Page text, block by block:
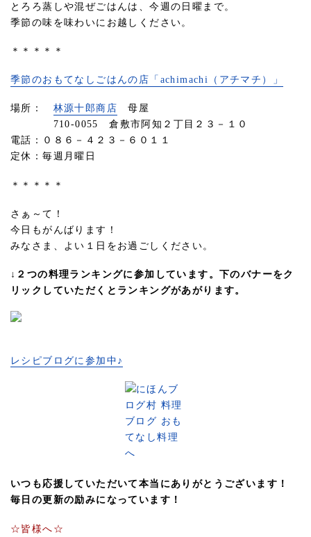
とろろ蒸しや混ぜごはんは、今週の日曜まで。
季節の味を味わいにお越しください。
＊＊＊＊＊
季節のおもてなしごはんの店「achimachi（アチマチ）」
場所： 林源十郎商店 母屋
710-0055 倉敷市阿知２丁目２３－１０
電話：０８６－４２３－６０１１
定休：毎週月曜日
＊＊＊＊＊
さぁ～て！
今日もがんばります！
みなさま、よい１日をお過ごしください。
↓ ２つの料理ランキングに参加しています。下のバナーをク
リックしていただくとランキングがあがります。
レシピブログに参加中♪
いつも応援していただいて本当にありがとうございます！
毎日の更新の励みになっています！
☆皆様へ☆